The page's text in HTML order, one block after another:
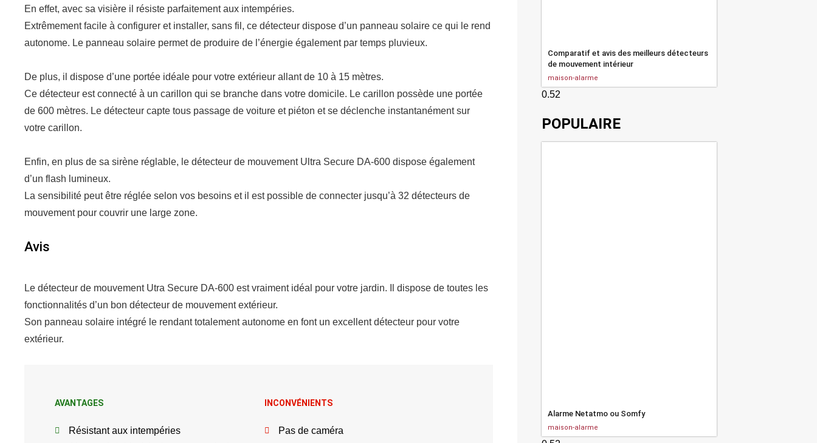
En effet, avec sa visière il résiste parfaitement aux intempéries.
Extrêmement facile à configurer et installer, sans fil, ce détecteur dispose d’un panneau solaire ce qui le rend
autonome. Le panneau solaire permet de produire de l’énergie également par temps pluvieux.
De plus, il dispose d’une portée idéale pour votre extérieur allant de 10 à 15 mètres.
Ce détecteur est connecté à un carillon qui se branche dans votre domicile. Le carillon possède une portée
de 600 mètres. Le détecteur capte tous passage de voiture et piéton et se déclenche instantanément sur
votre carillon.
Enfin, en plus de sa sirène réglable, le détecteur de mouvement Ultra Secure DA-600 dispose également
d’un flash lumineux.
La sensibilité peut être réglée selon vos besoins et il est possible de connecter jusqu’à 32 détecteurs de
mouvement pour couvrir une large zone.
Avis
Le détecteur de mouvement Utra Secure DA-600 est vraiment idéal pour votre jardin. Il dispose de toutes les
fonctionnalités d’un bon détecteur de mouvement extérieur.
Son panneau solaire intégré le rendant totalement autonome en font un excellent détecteur pour votre
extérieur.
AVANTAGES
Résistant aux intempéries
INCONVÉNIENTS
Pas de caméra
Comparatif et avis des meilleurs détecteurs
de mouvement intérieur
maison-alarme
POPULAIRE
Alarme Netatmo ou Somfy
maison-alarme